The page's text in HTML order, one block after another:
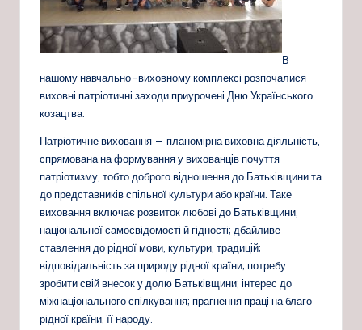
В
нашому навчально-виховному комплексі розпочалися
виховні патріотичні заходи приурочені Дню Українського
козацтва.
Патріотичне виховання — планомірна виховна діяльність,
спрямована на формування у вихованців почуття
патріотизму, тобто доброго відношення до Батьківщини та
до представників спільної культури або країни. Таке
виховання включає розвиток любові до Батьківщини,
національної самосвідомості й гідності; дбайливе
ставлення до рідної мови, культури, традицій;
відповідальність за природу рідної країни; потребу
зробити свій внесок у долю Батьківщини; інтерес до
міжнаціонального спілкування; прагнення праці на благо
рідної країни, її народу.